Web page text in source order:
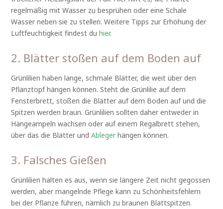
regelmäßig mit Wasser zu besprühen oder eine Schale
Wasser neben sie zu stellen. Weitere Tipps zur Erhöhung der
Luftfeuchtigkeit findest duhier.
2. Blätter stoßen auf dem Boden auf
Grünlilien haben lange, schmale Blätter, die weit über den
Pflanztopf hängen können. Steht die Grünlilie auf dem
Fensterbrett, stoßen die Blätter auf dem Boden auf und die
Spitzen werden braun. Grünlilien sollten daher entweder in
Hängeampeln wachsen oder auf einem Regalbrett stehen,
über das die Blätter undAbleger hängen können.
3. Falsches Gießen
Grünlilien halten es aus, wenn sie längere Zeit nicht gegossen
werden, aber mangelnde Pflege kann zu Schönheitsfehlern
bei der Pflanze führen, nämlich zu braunen Blattspitzen.